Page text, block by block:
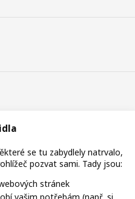
CS
se tu zabydlely natrvalo,
pozvat sami. Tady jsou:
stránek